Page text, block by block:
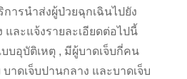
ารนำส่งผู้ป่วยฉุกเฉินไปยัง
และแจ้งรายละเอียดต่อไปนี้
บอุบัติเหตุ , มีผู้บาดเจ็บกี่คน
าดเจ็บปานกลาง และบาดเจ็บ